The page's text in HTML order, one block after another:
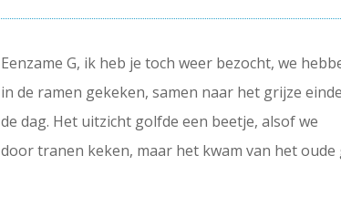
Eenzame G, ik heb je toch weer bezocht, we
in de ramen gekeken, samen naar het grijze
de dag. Het uitzicht golfde een beetje, alsof we
door tranen keken, maar het kwam van het oude